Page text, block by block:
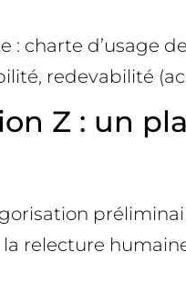
charte d’usage
redevabilité
Z : un
relecture